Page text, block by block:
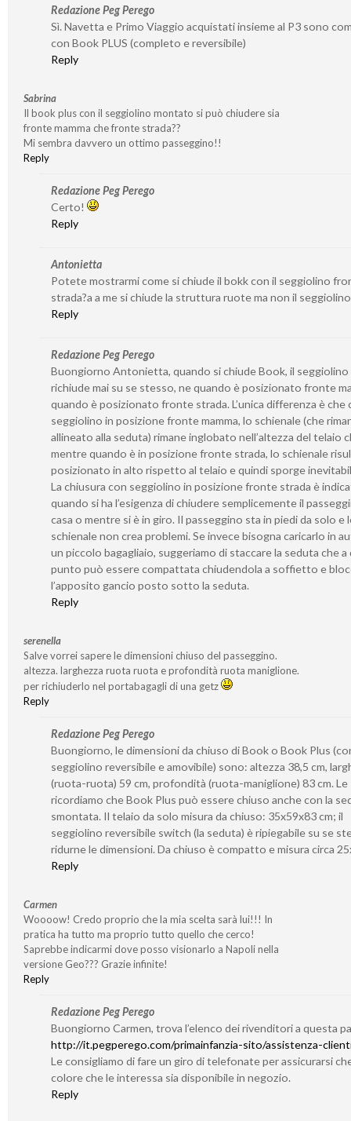
Redazione Peg Perego
Sì. Navetta e Primo Viaggio acquistati insieme al P3 sono
con Book PLUS (completo e reversibile)
Reply
Sabrina
Il book plus con il seggiolino montato si può chiudere sia
fronte mamma che fronte strada??
Mi sembra davvero un ottimo passeggino!!
Reply
Redazione Peg Perego
Certo!
Reply
Antonietta
Potete mostrarmi come si chiude il bokk con il seggiolino
strada?a a me si chiude la struttura ruote ma non il seggiolino
Reply
Redazione Peg Perego
Buongiorno Antonietta, quando si chiude Book, il seggiolino
richiude mai su se stesso, ne quando è posizionato fronte
quando è posizionato fronte strada. L’unica differenza è che
seggiolino in posizione fronte mamma, lo schienale (che
allineato alla seduta) rimane inglobato nell’altezza del telaio
mentre quando è in posizione fronte strada, lo schienale
posizionato in alto rispetto al telaio e quindi sporge
La chiusura con seggiolino in posizione fronte strada è
quando si ha l’esigenza di chiudere semplicemente il
casa o mentre si è in giro. Il passeggino sta in piedi da solo e
schienale non crea problemi. Se invece bisogna caricarlo in
un piccolo bagagliaio, suggeriamo di staccare la seduta che a
punto può essere compattata chiudendola a soffietto e
l’apposito gancio posto sotto la seduta.
Reply
serenella
Salve vorrei sapere le dimensioni chiuso del passeggino.
altezza. larghezza ruota ruota e profondità ruota maniglione.
per richiuderlo nel portabagagli di una getz
Reply
Redazione Peg Perego
Buongiorno, le dimensioni da chiuso di Book o Book Plus
seggiolino reversibile e amovibile) sono: altezza 38,5 cm,
(ruota-ruota) 59 cm, profondità (ruota-maniglione) 83 cm. Le
ricordiamo che Book Plus può essere chiuso anche con la
smontata. Il telaio da solo misura da chiuso: 35x59x83 cm; il
seggiolino reversibile switch (la seduta) è ripiegabile su se
ridurne le dimensioni. Da chiuso è compatto e misura circa
Reply
Carmen
Woooow! Credo proprio che la mia scelta sarà lui!!! In
pratica ha tutto ma proprio tutto quello che cerco!
Saprebbe indicarmi dove posso visionarlo a Napoli nella
versione Geo??? Grazie infinite!
Reply
Redazione Peg Perego
Buongiorno Carmen, trova l’elenco dei rivenditori a questa
http://it.pegperego.com/primainfanzia-sito/assistenza-
Le consigliamo di fare un giro di telefonate per assicurarsi
colore che le interessa sia disponibile in negozio.
Reply